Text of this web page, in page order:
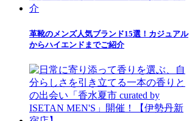
革靴のメンズ人気ブランド15選！カジュアル
からハイエンドまでご紹介